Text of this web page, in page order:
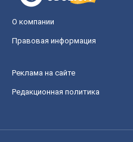
О компании
Правовая информация
Реклама на сайте
Редакционная политика